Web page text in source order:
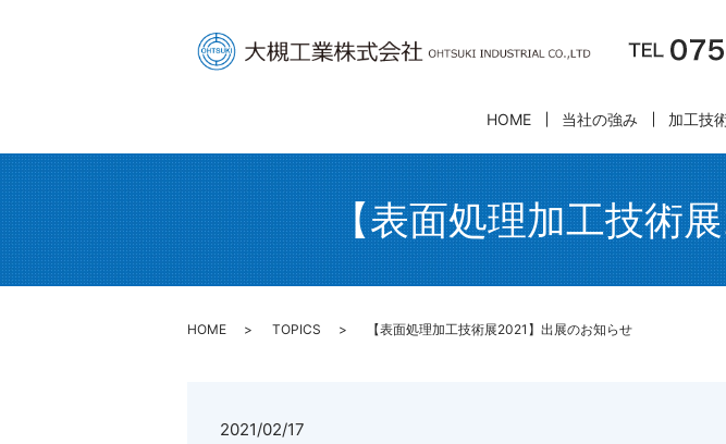
HOME 当社の強み 加工技
【表面処理加工技術
HOME TOPICS 【表面処理加工技術展2021】出展のお知らせ
2021/02/17